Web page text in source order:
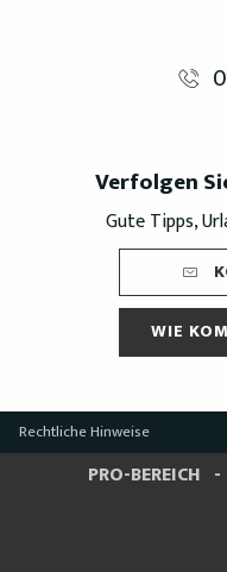
Verfolgen
Gute Tipps,
WIE
Rechtliche Hinweise
PRO-BEREICH